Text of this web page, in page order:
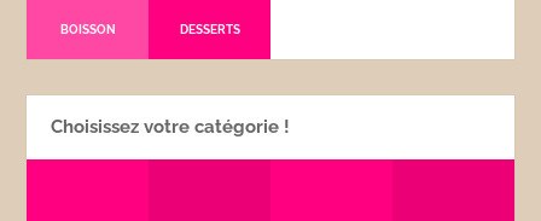
BOISSON DESSERTS
Choisissez votre catégorie !